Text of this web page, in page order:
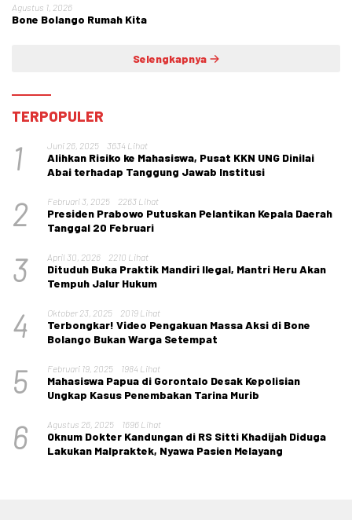
Agustus 1, 2026
Bone Bolango Rumah Kita
Selengkapnya
TERPOPULER
1 Juni 26, 2025 3634 Lihat
Alihkan Risiko ke Mahasiswa, Pusat KKN UNG Dinilai
Abai terhadap Tanggung Jawab Institusi
2 Februari 3, 2025 2263 Lihat
Presiden Prabowo Putuskan Pelantikan Kepala Daerah
Tanggal 20 Februari
3 April 30, 2026 2210 Lihat
Dituduh Buka Praktik Mandiri Ilegal, Mantri Heru Akan
Tempuh Jalur Hukum
4 Oktober 23, 2025 2019 Lihat
Terbongkar! Video Pengakuan Massa Aksi di Bone
Bolango Bukan Warga Setempat
5 Februari 19, 2025 1984 Lihat
Mahasiswa Papua di Gorontalo Desak Kepolisian
Ungkap Kasus Penembakan Tarina Murib
6 Agustus 26, 2025 1696 Lihat
Oknum Dokter Kandungan di RS Sitti Khadijah Diduga
Lakukan Malpraktek, Nyawa Pasien Melayang